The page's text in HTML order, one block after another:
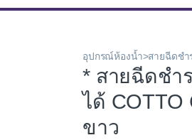
อุปกรณ์ห้องน้ำ>สายฉีดช
* สายฉีดชำ
ได้ COTTO
ขาว